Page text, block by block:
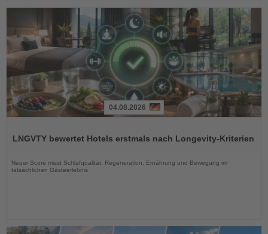
die
04.08.2026
LNGVTY bewertet Hotels erstmals nach Longevity-Kriterien
Neuer Score misst Schlafqualität, Regeneration, Ernährung und Bewegung im
tatsächlichen Gästeerlebnis